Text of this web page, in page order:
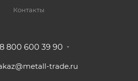
Контакты
8 800 600 39 90
trade.ru